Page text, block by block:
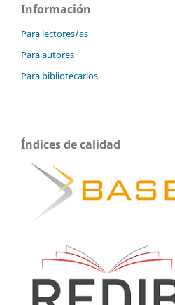
Información
Para lectores/as
Para autores
Para bibliotecarios
Índices de calidad